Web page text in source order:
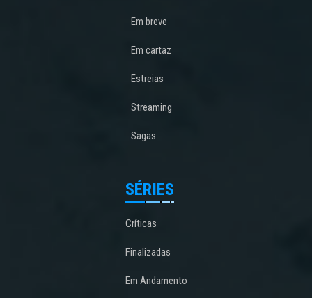
Em breve
Em cartaz
Estreias
Streaming
Sagas
SÉRIES
Críticas
Finalizadas
Em Andamento